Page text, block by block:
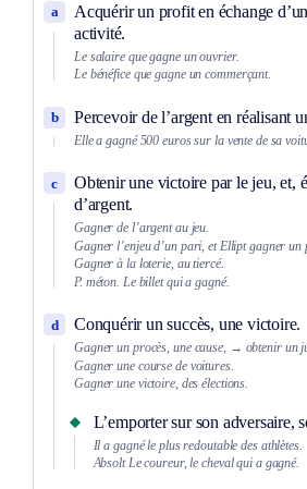
Acquérir un profit en échange
activité.
a
Le salaire que gagne un ouvrier.
Le bénéfice que gagne un commerçant.
Percevoir de l’argent en réalisant
b
Elle a gagné 500 euros sur la vente de sa
Obtenir une victoire par le jeu, et,
d’argent.
c
Gagner de l’argent au jeu.
Gagner l’enjeu d’un pari, etEllipt gagner un
Gagner à la loterie, au tiercé.
P. méton. Le billet qui a gagné.
Conquérir un succès, une victoire.
d
Gagner un procès, une cause, → obtenir un
Gagner une course de voitures.
Gagner une victoire, des élections.
L’emporter sur son adversaire,
Il a gagné le plus redoutable des athlètes.
Absolt Le coureur, le cheval qui a gagné.